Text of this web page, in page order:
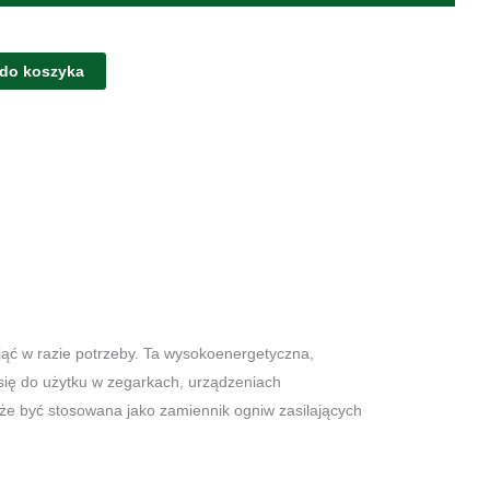
koszyka
w razie potrzeby. Ta wysokoenergetyczna,
do użytku w zegarkach, urządzeniach
być stosowana jako zamiennik ogniw zasilających